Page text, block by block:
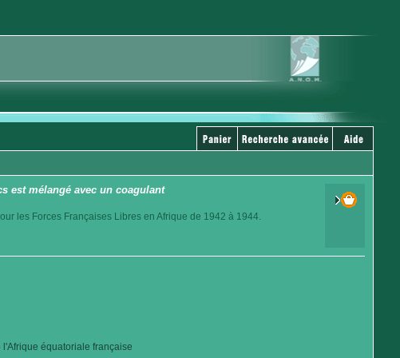
est mélangé avec un coagulant
les Forces Françaises Libres en Afrique de 1942 à 1944.
équatoriale française